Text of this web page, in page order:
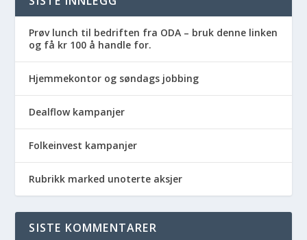
Prøv lunch til bedriften fra ODA – bruk denne linken
og få kr 100 å handle for.
Hjemmekontor og søndags jobbing
Dealflow kampanjer
Folkeinvest kampanjer
Rubrikk marked unoterte aksjer
SISTE KOMMENTARER